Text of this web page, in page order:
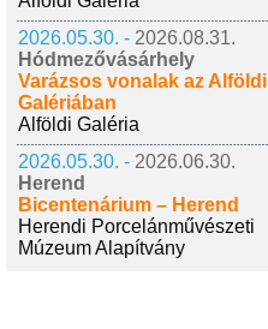
2026.05.30. - 2026.08.31.
Hódmezővásárhely
Varázsos vonalak az Alföldi
Galériában
Alföldi Galéria
2026.05.30. - 2026.06.30.
Herend
Bicentenárium – Herend
Herendi Porcelánművészeti
Múzeum Alapítvány